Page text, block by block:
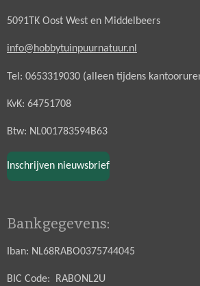
5091TK Oost West en Middelbeers
info@hobbytuinpuurnatuur.nl
Tel: 0653319030 (alleen tijdens
KvK: 64751708
Btw: NL001783594B63
Inschrijven nieuwsbrief
Bankgegevens:
Iban: NL68RABO0375744045
BIC Code: RABONL2U